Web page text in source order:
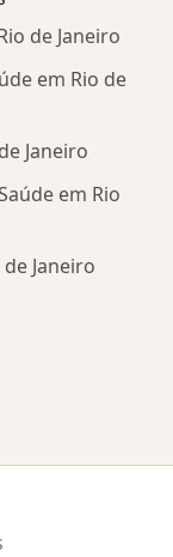
de Janeiro
em Rio de
Janeiro
em Rio
Janeiro